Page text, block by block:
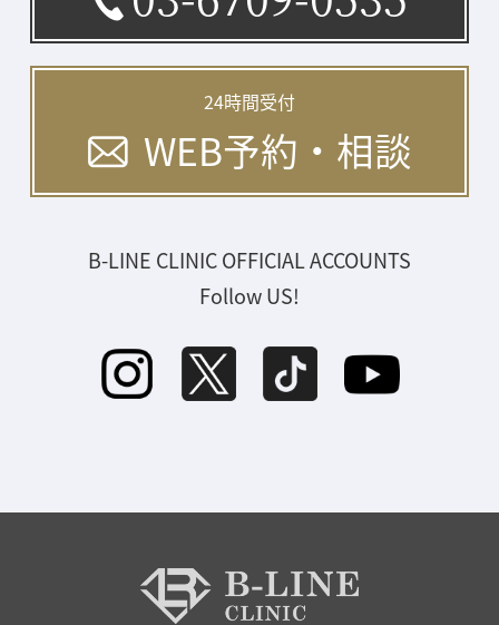
24時間受付
WEB予約・相談
B-LINE CLINIC OFFICIAL ACCOUNTS
Follow US!